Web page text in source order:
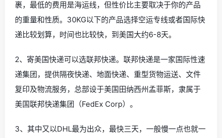
裹，最低的费用是海运线，但性价比主要取决于你的产品
的重量和性质。30KG以下的产品选择空运专线或者国际快
递比较划算，时间也比较快，到美国大约6-8天。
2、寄美国快递可以选联邦快递。联邦快递是一家国际性速
递集团，提供隔夜快递、地面快递、重型货物运送、文件
复印及物流服务，总部设于美国田纳西州孟菲斯，隶属于
美国联邦快递集团（FedEx Corp）。
3、其中又以DHL最为出众，最快三天，一般慢一点也就一